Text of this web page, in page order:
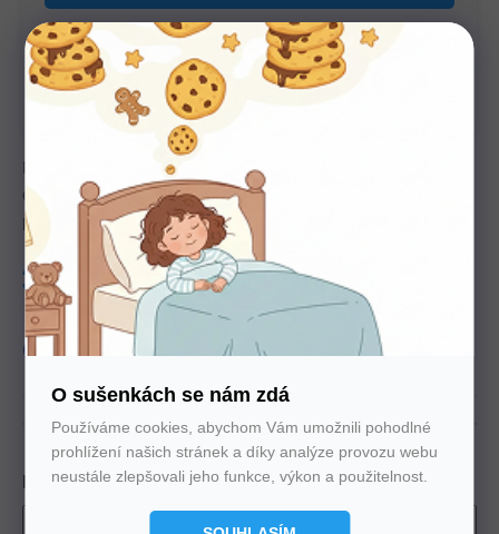
O sušenkách se nám zdá
Používáme cookies, abychom Vám umožnili pohodlné
prohlížení našich stránek a díky analýze provozu webu
neustále zlepšovali jeho funkce, výkon a použitelnost.
U nás nakupujte bez starostí
Autorizovaný prodejce všech značek. 100%
záruka. Záruční i pozáruční servis.
Rozměr
Přírodní matrace z pěny Biogreen s levandulí a potahem s
olivovým olejem. Výjimečná životnost, vysoká nosnost a
podpora zdravého, klidného spánku.
Tuhost
Nosnost
22 cm
Výška Doprava
Zdarma
Slovenský
produkt